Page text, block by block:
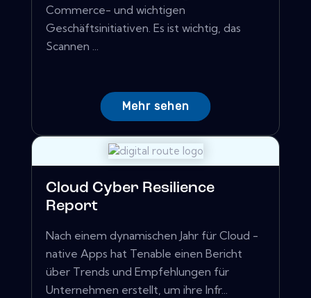
Commerce- und wichtigen
Geschäftsinitiativen. Es ist wichtig, das
Scannen ...
Mehr sehen
Cloud Cyber ​​Resilience
Report
Nach einem dynamischen Jahr für Cloud -
native Apps hat Tenable einen Bericht
über Trends und Empfehlungen für
Unternehmen erstellt, um ihre Infr...